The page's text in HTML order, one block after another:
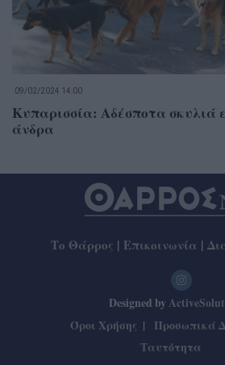
09/02/2024 14:00
Κυπαρισσία: Αδέσποτα σκυλιά
άνδρα
Το Θάρρος | Επικοινωνία |
Designed by
Όροι Χρήσης
Προσωπικά
Ταυτότητα